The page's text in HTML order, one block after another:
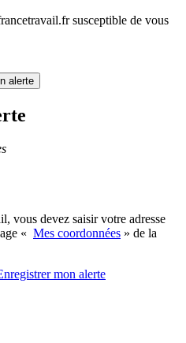
susceptible de vous
alerte
vous devez saisir votre adresse
« Mes coordonnées » de la
mon alerte